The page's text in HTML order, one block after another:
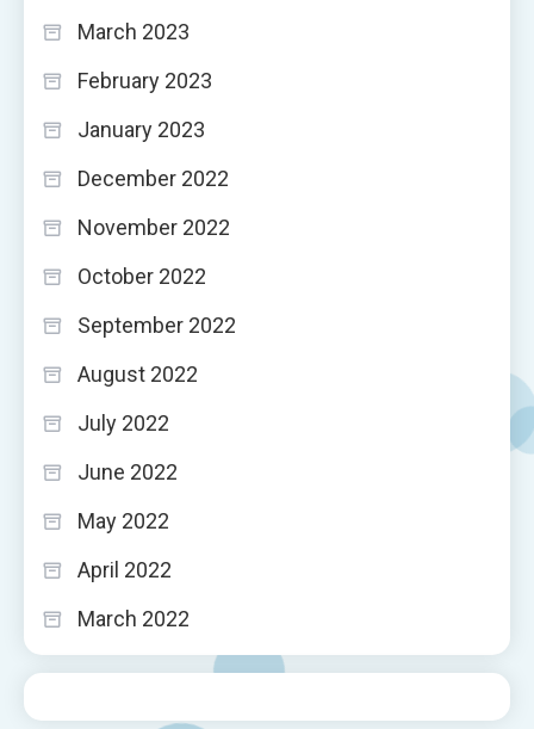
March 2023
February 2023
January 2023
December 2022
November 2022
October 2022
September 2022
August 2022
July 2022
June 2022
May 2022
April 2022
March 2022